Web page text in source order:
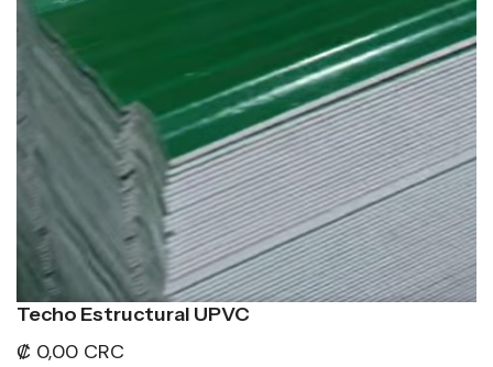
Techo Estructural UPVC
₡ 0,00 CRC